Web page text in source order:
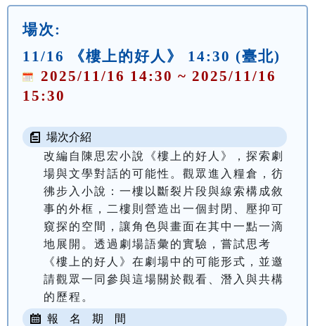
場次:
11/16 《樓上的好人》 14:30 (臺北)
2025/11/16 14:30 ~ 2025/11/16
15:30
場次介紹
改編自陳思宏小說《樓上的好人》，探索劇
場與文學對話的可能性。觀眾進入糧倉，彷
彿步入小說：一樓以斷裂片段與線索構成敘
事的外框，二樓則營造出一個封閉、壓抑可
窺探的空間，讓角色與畫面在其中一點一滴
地展開。透過劇場語彙的實驗，嘗試思考
《樓上的好人》在劇場中的可能形式，並邀
請觀眾一同參與這場關於觀看、潛入與共構
的歷程。
報 名 期 間